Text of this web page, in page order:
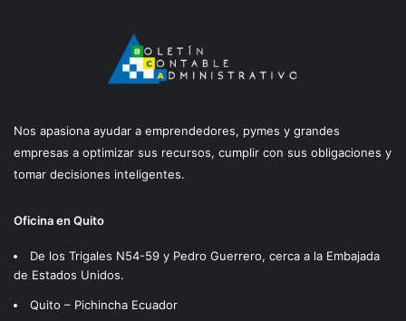
Nos apasiona ayudar a emprendedores, pymes y grandes
empresas a optimizar sus recursos, cumplir con sus obligaciones y
tomar decisiones inteligentes.
Oficina en Quito
De los Trigales N54-59 y Pedro Guerrero, cerca a la Embajada
de Estados Unidos.
Quito – Pichincha Ecuador